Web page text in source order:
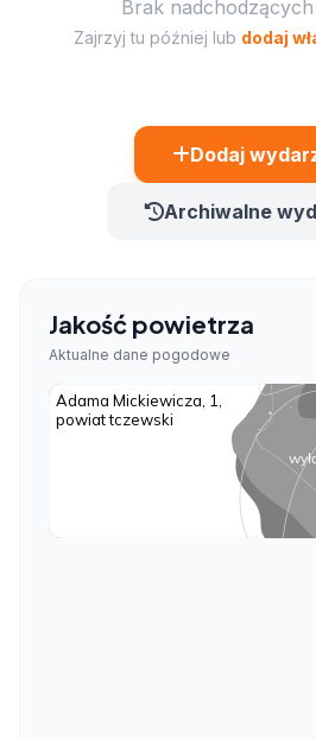
Brak
Zajrzyj tu później lub dodaj
Dodaj
Archiwalne
Jakość powietrza
Aktualne dane pogodowe